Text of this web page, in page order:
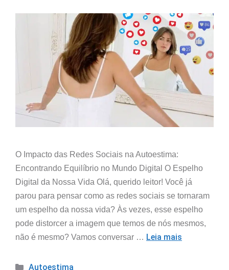
O Impacto das Redes Sociais na Autoestima:
Encontrando Equilíbrio no Mundo Digital O Espelho
Digital da Nossa Vida Olá, querido leitor! Você já
parou para pensar como as redes sociais se tornaram
um espelho da nossa vida? Às vezes, esse espelho
pode distorcer a imagem que temos de nós mesmos,
não é mesmo? Vamos conversar … Leia mais
Autoestima